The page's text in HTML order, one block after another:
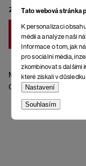
Tato webová stránka
K personalizaci
médií a analýze naší
Informace o tom, jak
pro sociální média,
zkombinovat s dalšími
které získali v
Nastavení
Souhlasím
Materiál: 56 % lyocell,
Gramáž: 160 g/m2
ZVOLTE VARIANTU